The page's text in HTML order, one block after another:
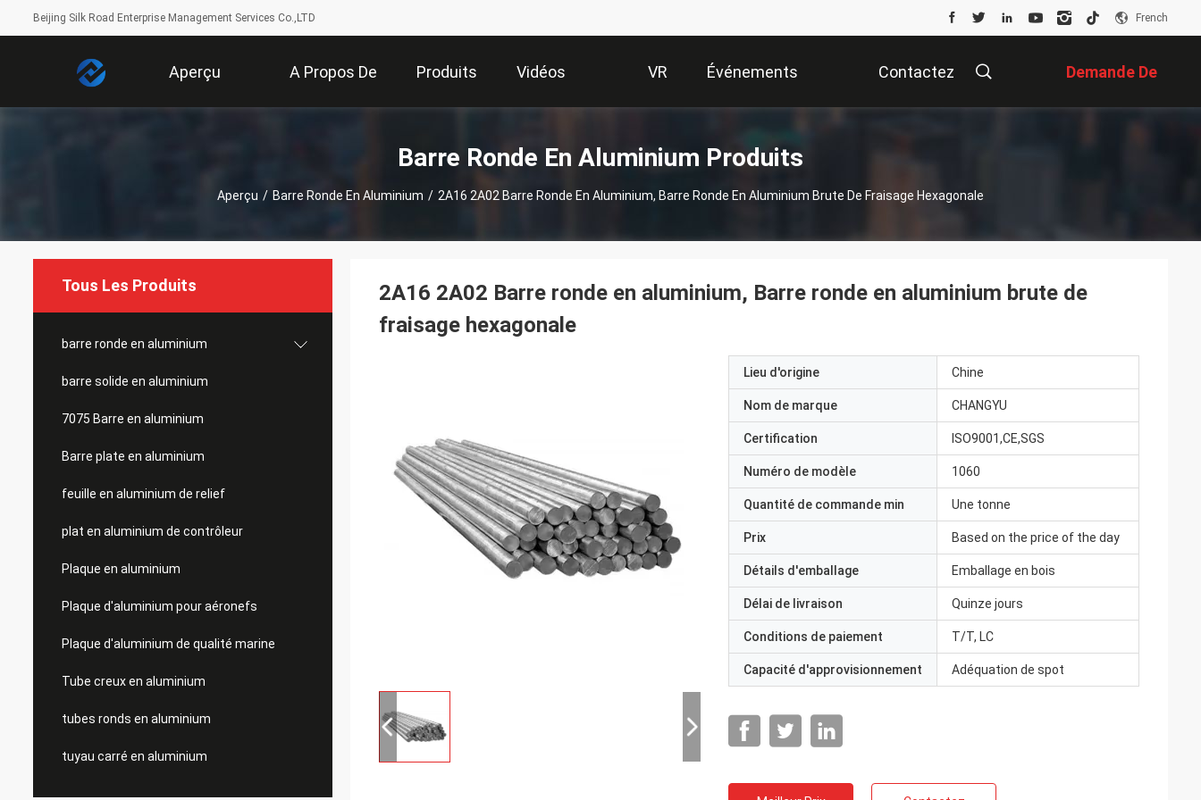
Beijing Silk Road Enterprise Management Services Co.,LTD French
Aperçu A Propos De Produits Vidéos VR
Show
Événements Contactez Demande De
Soumission
Barre Ronde En Aluminium Produits
Aperçu / Barre Ronde En Aluminium / 2A16 2A02 Barre Ronde En Aluminium, Barre Ronde En Aluminium Brute De Fraisage Hexagonale
Tous Les Produits
barre ronde en aluminium
barre solide en aluminium
7075 Barre en aluminium
Barre plate en aluminium
feuille en aluminium de relief
plat en aluminium de contrôleur
Plaque en aluminium
Plaque d'aluminium pour aéronefs
Plaque d'aluminium de qualité marine
Tube creux en aluminium
tubes ronds en aluminium
tuyau carré en aluminium
2A16 2A02 Barre ronde en aluminium, Barre ronde en aluminium brute de
fraisage hexagonale
Lieu d'origine Chine
Nom de marque CHANGYU
Certification ISO9001,CE,SGS
Numéro de modèle 1060
Quantité de commande min Une tonne
Prix Based on the price of the day
Détails d'emballage Emballage en bois
Délai de livraison Quinze jours
Conditions de paiement T/T, LC
Capacité d'approvisionnement Adéquation de spot